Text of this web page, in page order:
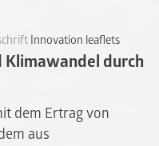
Innovation leaflets
Klimawandel durch
dem Ertrag von
aus